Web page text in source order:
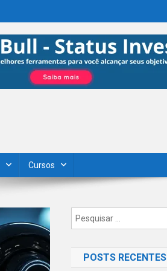
Cursos
POSTS RECENTES